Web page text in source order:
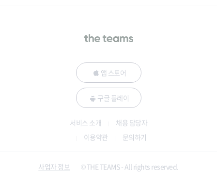
앱 스토어
구글 플레이
서비스 소개
채용 담당자
이용약관
문의하기
사업자 정보 © THE TEAMS - All rights reserved.